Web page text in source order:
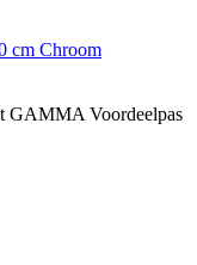
cm Chroom
GAMMA Voordeelpas